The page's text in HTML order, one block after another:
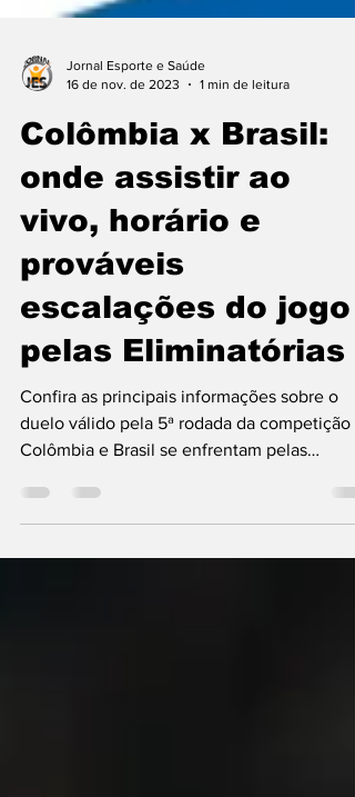
Jornal Esporte e Saúde
16 de nov. de 2023
1 min de leitura
Colômbia x Brasil:
onde assistir ao
vivo, horário e
prováveis
escalações do jogo
pelas Eliminatórias
Confira as principais informações sobre o
duelo válido pela 5ª rodada da competição